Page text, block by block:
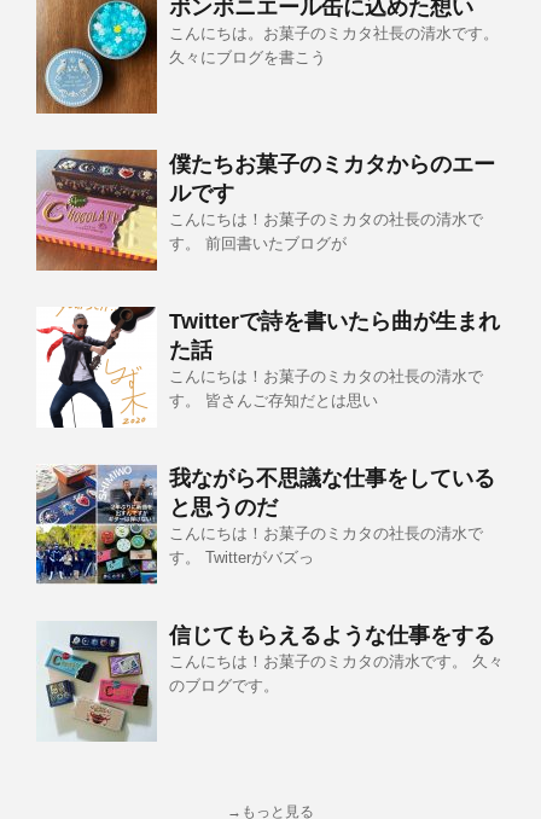
ボンボニエール缶に込めた想い
こんにちは。お菓子のミカタ社長の清水です。
久々にブログを書こう
僕たちお菓子のミカタからのエー
ルです
こんにちは！お菓子のミカタの社長の清水で
す。 前回書いたブログが
Twitterで詩を書いたら曲が生まれ
た話
こんにちは！お菓子のミカタの社長の清水で
す。 皆さんご存知だとは思い
我ながら不思議な仕事をしている
と思うのだ
こんにちは！お菓子のミカタの社長の清水で
す。 Twitterがバズっ
信じてもらえるような仕事をする
こんにちは！お菓子のミカタの清水です。 久々
のブログです。
→もっと見る